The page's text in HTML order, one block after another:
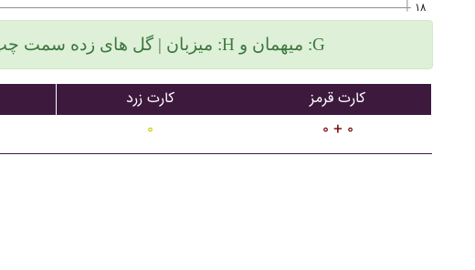
۱۸
میزبان | گل های زده سمت چپ و گلهای خورده سمت راست :H میهمان و :G
کارت زرد
۰
کارت قرمز
۰ + ۰